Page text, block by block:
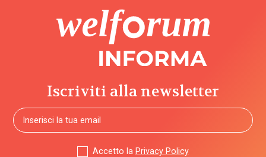
Iscriviti alla newsletter
Accetto la Privacy Policy